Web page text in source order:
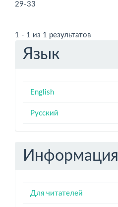
29-33
1 - 1 из 1 результатов
Язык
English
Русский
Информация
Для читателей